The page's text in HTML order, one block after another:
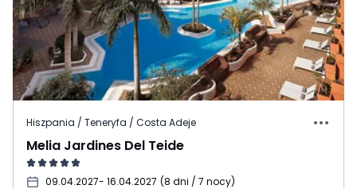
Hiszpania / Teneryfa / Costa Adeje
Melia Jardines Del Teide
09.04.2027- 16.04.2027 (8 dni / 7 nocy)